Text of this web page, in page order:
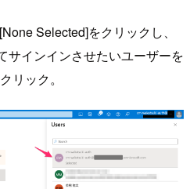
Selected]をクリックし、
サインインさせたいユーザーを
リック。